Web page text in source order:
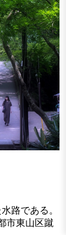
路である。
市東山区蹴